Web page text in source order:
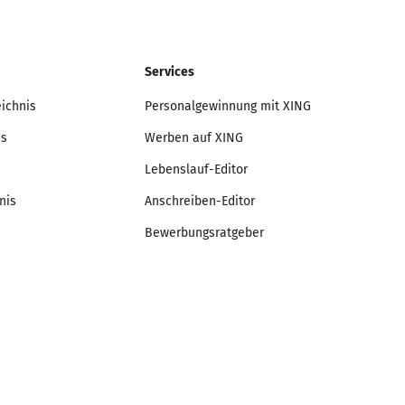
Services
Personalgewinnung mit XING
Werben auf XING
Lebenslauf-Editor
Anschreiben-Editor
Bewerbungsratgeber